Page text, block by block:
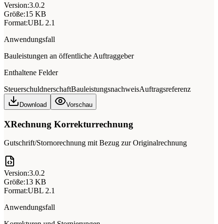
Version:3.0.2
Größe:15 KB
Format:UBL 2.1
Anwendungsfall
Bauleistungen an öffentliche Auftraggeber
Enthaltene Felder
SteuerschuldnerschaftBauleistungsnachweisAuftragsreferenz
Download Vorschau
XRechnung Korrekturrechnung
Gutschrift/Stornorechnung mit Bezug zur Originalrechnung
Version:3.0.2
Größe:13 KB
Format:UBL 2.1
Anwendungsfall